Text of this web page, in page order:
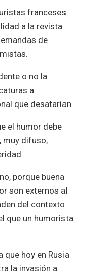
franceses
a la revista
de
o no la
a
que desatarían.
el humor debe
muy difuso,
porque buena
son externos al
del contexto
que un humorista
hoy en Rusia
la invasión a